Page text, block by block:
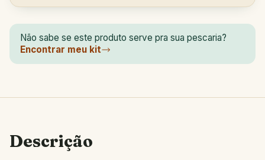
Não sabe se este produto serve pra sua pescaria?
Encontrar meu kit
Descrição